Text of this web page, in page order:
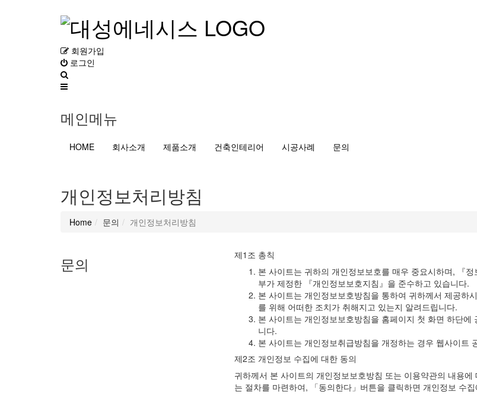
회원가입
로그인
메인메뉴
HOME 회사소개 제품소개 건축인테리어 시공사례 문의
개인정보처리방침
Home 문의 개인정보처리방침
문의
제1조 총칙
본 사이트는 귀하의 개인정보보호를 매우 중요시하며, 『
부가 제정한 『개인정보보호지침』을 준수하고 있습니다.
본 사이트는 개인정보보호방침을 통하여 귀하께서 제공하
를 위해 어떠한 조치가 취해지고 있는지 알려드립니다.
본 사이트는 개인정보보호방침을 홈페이지 첫 화면 하단
니다.
본 사이트는 개인정보취급방침을 개정하는 경우 웹사이트
제2조 개인정보 수집에 대한 동의
귀하께서 본 사이트의 개인정보보호방침 또는 이용약관의 내용
는 절차를 마련하여, 「동의한다」버튼을 클릭하면 개인정보 수